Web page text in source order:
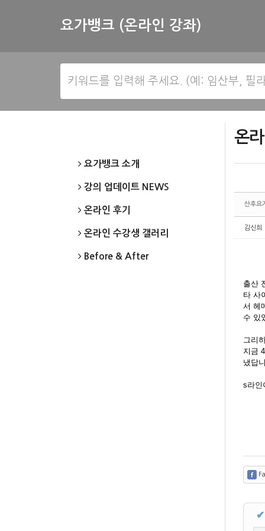
요가뱅크 (온라인 강좌)
요가뱅크 소개
강의 업데이트 NEWS
온라인 후기
온라인 수강생 갤러리
Before & After
온
산후요
김신희
출산
타 사
서 헤
수 있
그리
지금
냈답
s라인
✔